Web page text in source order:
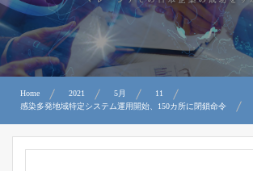
お問合せ
Home 2021 5月
11
感染多発地域特定システム運用開始、150カ所に閉鎖命令